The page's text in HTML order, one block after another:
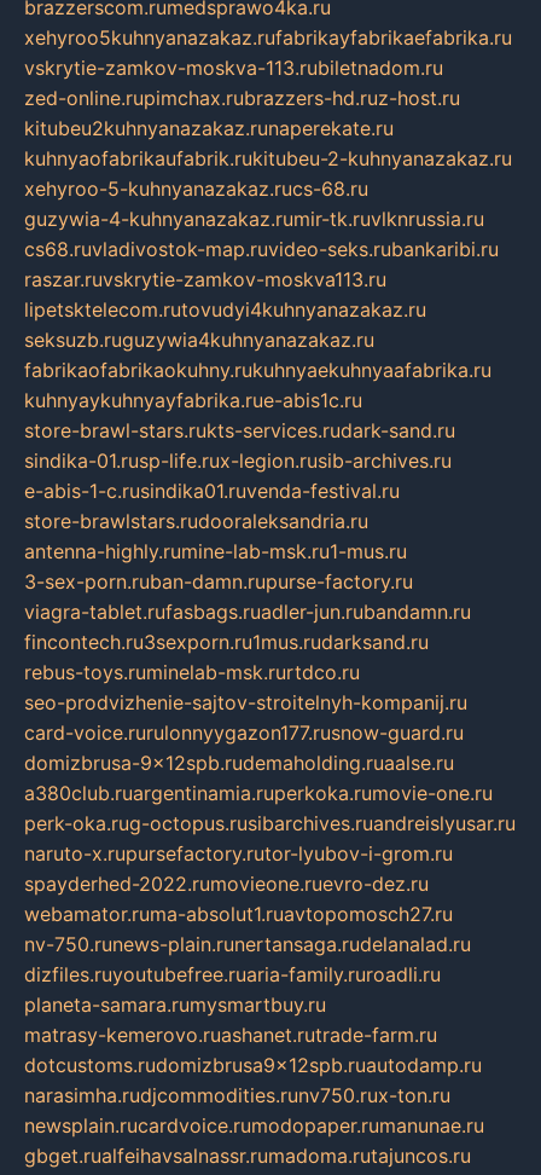
brazzerscom.rumedsprawo4ka.ru
xehyroo5kuhnyanazakaz.rufabrikayfabrikaefabrika.ru
vskrytie-zamkov-moskva-113.rubiletnadom.ru
zed-online.rupimchax.rubrazzers-hd.ruz-host.ru
kitubeu2kuhnyanazakaz.runaperekate.ru
kuhnyaofabrikaufabrik.rukitubeu-2-kuhnyanazakaz.ru
xehyroo-5-kuhnyanazakaz.rucs-68.ru
guzywia-4-kuhnyanazakaz.rumir-tk.ruvlknrussia.ru
cs68.ruvladivostok-map.ruvideo-seks.rubankaribi.ru
raszar.ruvskrytie-zamkov-moskva113.ru
lipetsktelecom.rutovudyi4kuhnyanazakaz.ru
seksuzb.ruguzywia4kuhnyanazakaz.ru
fabrikaofabrikaokuhny.rukuhnyaekuhnyaafabrika.ru
kuhnyaykuhnyayfabrika.rue-abis1c.ru
store-brawl-stars.rukts-services.rudark-sand.ru
sindika-01.rusp-life.rux-legion.rusib-archives.ru
e-abis-1-c.rusindika01.ruvenda-festival.ru
store-brawlstars.rudooraleksandria.ru
antenna-highly.rumine-lab-msk.ru1-mus.ru
3-sex-porn.ruban-damn.rupurse-factory.ru
viagra-tablet.rufasbags.ruadler-jun.rubandamn.ru
fincontech.ru3sexporn.ru1mus.rudarksand.ru
rebus-toys.ruminelab-msk.rurtdco.ru
seo-prodvizhenie-sajtov-stroitelnyh-kompanij.ru
card-voice.rurulonnyygazon177.rusnow-guard.ru
domizbrusa-9x12spb.rudemaholding.ruaalse.ru
a380club.ruargentinamia.ruperkoka.rumovie-one.ru
perk-oka.rug-octopus.rusibarchives.ruandreislyusar.ru
naruto-x.rupursefactory.rutor-lyubov-i-grom.ru
spayderhed-2022.rumovieone.ruevro-dez.ru
webamator.ruma-absolut1.ruavtopomosch27.ru
nv-750.runews-plain.runertansaga.rudelanalad.ru
dizfiles.ruyoutubefree.ruaria-family.ruroadli.ru
planeta-samara.rumysmartbuy.ru
matrasy-kemerovo.ruashanet.rutrade-farm.ru
dotcustoms.rudomizbrusa9x12spb.ruautodamp.ru
narasimha.rudjcommodities.runv750.rux-ton.ru
newsplain.rucardvoice.rumodopaper.rumanunae.ru
gbget.rualfeihavsalnassr.rumadoma.rutajuncos.ru